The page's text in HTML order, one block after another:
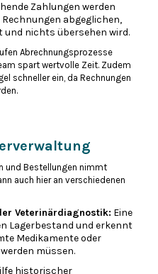
Zahlungen werden
abgeglichen,
und nichts übersehen wird.
Abrechnungsprozesse
spart wertvolle Zeit. Zudem
schneller ein, da Rechnungen
und Bestellungen nimmt
auch hier an verschiedenen
Veterinärdiagnostik: Eine
Lagerbestand und erkennt
Medikamente oder
müssen.
historischer